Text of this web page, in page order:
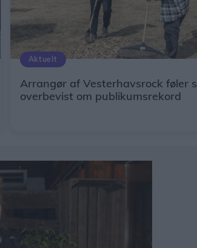
Aktuelt
Arrangør af Vesterhavsrock føler
overbevist om publikumsrekord